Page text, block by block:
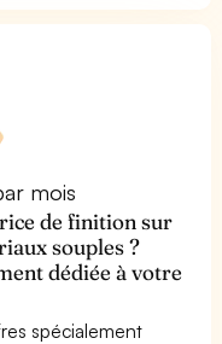
mois
de finition sur
souples ?
dédiée à votre
spécialement